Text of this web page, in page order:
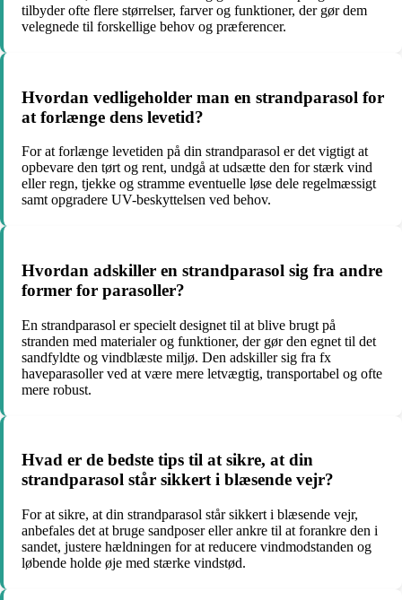
tilbyder ofte flere størrelser, farver og funktioner, der gør dem
velegnede til forskellige behov og præferencer.
Hvordan vedligeholder man en strandparasol for
at forlænge dens levetid?
For at forlænge levetiden på din strandparasol er det vigtigt at
opbevare den tørt og rent, undgå at udsætte den for stærk vind
eller regn, tjekke og stramme eventuelle løse dele regelmæssigt
samt opgradere UV-beskyttelsen ved behov.
Hvordan adskiller en strandparasol sig fra andre
former for parasoller?
En strandparasol er specielt designet til at blive brugt på
stranden med materialer og funktioner, der gør den egnet til det
sandfyldte og vindblæste miljø. Den adskiller sig fra fx
haveparasoller ved at være mere letvægtig, transportabel og ofte
mere robust.
Hvad er de bedste tips til at sikre, at din
strandparasol står sikkert i blæsende vejr?
For at sikre, at din strandparasol står sikkert i blæsende vejr,
anbefales det at bruge sandposer eller ankre til at forankre den i
sandet, justere hældningen for at reducere vindmodstanden og
løbende holde øje med stærke vindstød.